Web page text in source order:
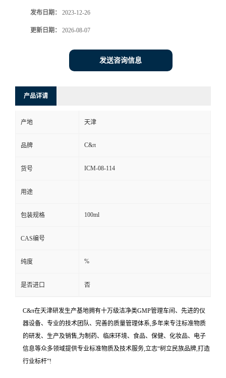
发布日期： 2023-12-26
更新日期： 2026-08-07
发送咨询信息
产品详请
产地 天津
品牌 C&π
货号 ICM-08-114
用途
包装规格 100ml
CAS编号
纯度 %
是否进口 否
C&π在天津研发生产基地拥有十万级洁净类GMP管理车间、先进的仪
器设备、专业的技术团队、完善的质量管理体系,多年来专注标准物质
的研发、生产及销售,为制药、临床环境、食品、保健、化妆品、电子
信息等众多领域提供专业标准物质及技术服务,立志“树立民族品牌,打造
行业标杆”!